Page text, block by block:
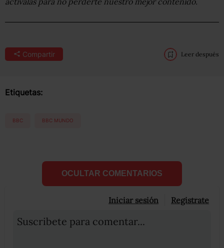
Compartir Leer después
Etiquetas:
BBC BBC MUNDO
OCULTAR COMENTARIOS
Iniciar sesión Registrate
Suscribete para comentar...